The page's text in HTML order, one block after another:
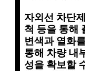
자외선 차단
척 등을 통해
변색과 열화
통해 차량 내
성을 확보할